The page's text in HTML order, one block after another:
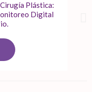
Plástica:
Digital